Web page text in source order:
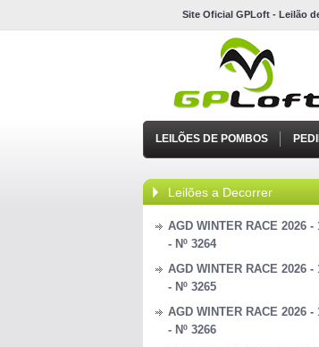
Site Oficial GPLoft - Leilão
LEILÕES DE POMBOS
Leilões a Decorrer
AGD WINTER RACE 2026 -
- Nº 3264
AGD WINTER RACE 2026 -
- Nº 3265
AGD WINTER RACE 2026 -
- Nº 3266